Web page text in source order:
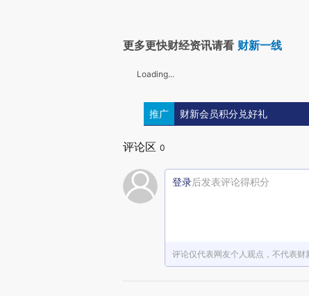
更多更快财经资讯请看 财新一线
Loading...
推广 财新会员积分兑好礼
评论区 0
登录后发表评论得积分
评论仅代表网友个人观点，不代表财